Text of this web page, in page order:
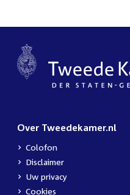
Over Tweedekamer.nl
Colofon
Disclaimer
Uw privacy
Cookies